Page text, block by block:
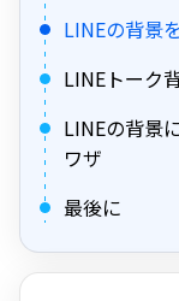
LINEの背景
LINEトーク
LINEの背景
ワザ
最後に